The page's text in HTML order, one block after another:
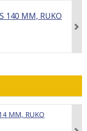
140 MM, RUKO
MM, RUKO